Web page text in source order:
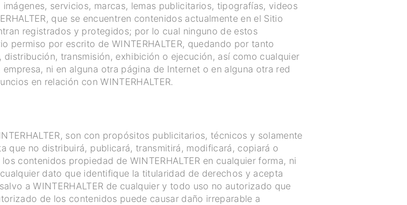
servicios, marcas, lemas publicitarios, tipografías, videos
que se encuentren contenidos actualmente en el Sitio
registrados y protegidos; por lo cual ninguno de estos
permiso por escrito de WINTERHALTER, quedando por tanto
transmisión, exhibición o ejecución, así como cualquier
ni en alguna otra página de Internet o en alguna otra red
en relación con WINTERHALTER.
son con propósitos publicitarios, técnicos y solamente
que no distribuirá, publicará, transmitirá, modificará, copiará o
contenidos propiedad de WINTERHALTER en cualquier forma, ni
dato que identifique la titularidad de derechos y acepta
a WINTERHALTER de cualquier y todo uso no autorizado que
de los contenidos puede causar daño irreparable a